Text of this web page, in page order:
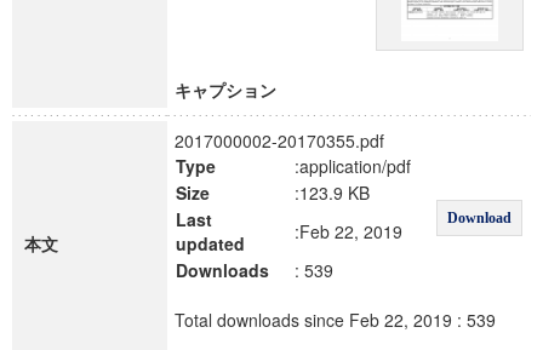
キャプション
本文
2017000002-20170355.pdf
Type
:application/pdf
Download
Size
:123.9 KB
Last
updated
:Feb 22, 2019
Downloads
: 539
Total downloads since Feb 22, 2019 : 539